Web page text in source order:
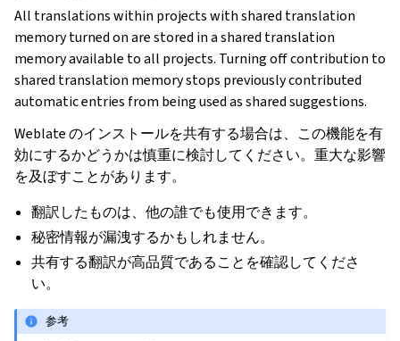
All translations within projects with shared translation
memory turned on are stored in a shared translation
memory available to all projects. Turning off contribution to
shared translation memory stops previously contributed
automatic entries from being used as shared suggestions.
Weblate のインストールを共有する場合は、この機能を有
効にするかどうかは慎重に検討してください。重大な影響
を及ぼすことがあります。
翻訳したものは、他の誰でも使用できます。
秘密情報が漏洩するかもしれません。
共有する翻訳が高品質であることを確認してくださ
い。
参考